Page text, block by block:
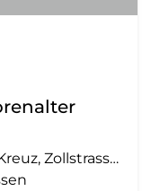
56 in Vaduz